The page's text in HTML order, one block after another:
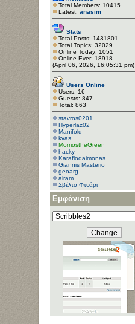
Total Members: 10415
Latest: anasim
Stats
Total Posts: 1431801
Total Topics: 32029
Online Today: 1051
Online Ever: 18918
(April 06, 2026, 16:05:31 pm)
Users Online
Users: 16
Guests: 847
Total: 863
stavros0201
Hyperlaz02
Manifold
kvas
MomostheGreen
hacky
Κaraflodaimonas
Giannis Masterio
geoarg
airam
Σβέλτο Φτυάρι
Tasos Bot
Gaspard
dsaragiotis
harischris
Εμφάνιση